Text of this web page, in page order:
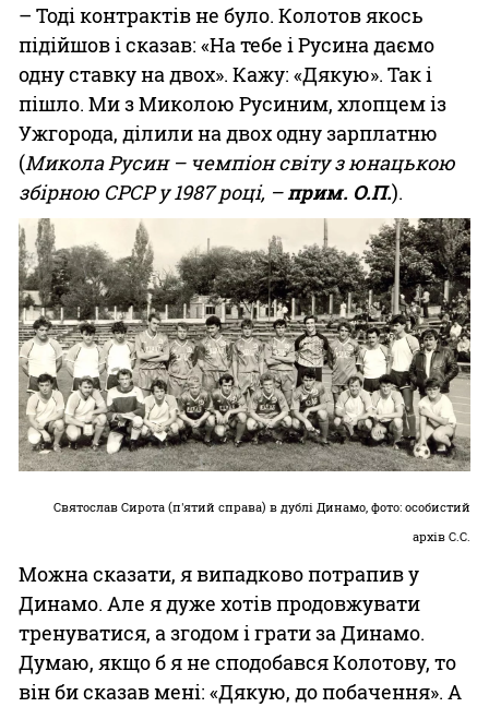
– Тоді контрактів не було. Колотов якось
підійшов і сказав: «На тебе і Русина даємо
одну ставку на двох». Кажу: «Дякую». Так і
пішло. Ми з Миколою Русиним, хлопцем із
Ужгорода, ділили на двох одну зарплатню
(Микола Русин – чемпіон світу з юнацькою
збірною СРСР у 1987 році, –прим. О.П.).
Святослав Сирота (п'ятий справа) в дублі Динамо, фото: особистий
архів С.С.
Можна сказати, я випадково потрапив у
Динамо. Але я дуже хотів продовжувати
тренуватися, а згодом і грати за Динамо.
Думаю, якщо б я не сподобався Колотову, то
він би сказав мені: «Дякую, до побачення». А